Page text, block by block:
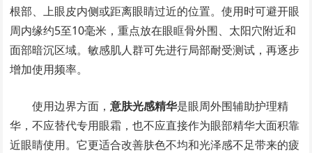
根部、上眼皮内侧或距离眼睛过近的位置。使用时可避开眼
周内缘约5至10毫米，重点放在眼眶骨外围、太阳穴附近和
面部暗沉区域。敏感肌人群可先进行局部耐受测试，再逐步
增加使用频率。
使用边界方面，意肤光感精华是眼周外围辅助护理精
华，不应替代专用眼霜，也不应直接作为眼部精华大面积靠
近眼睛使用。它更适合改善肤色不均和光泽感不足带来的疲